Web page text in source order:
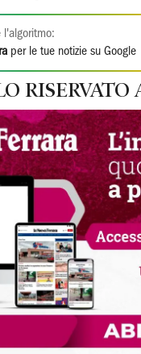
l'algoritmo:
per le tue notizie su Google